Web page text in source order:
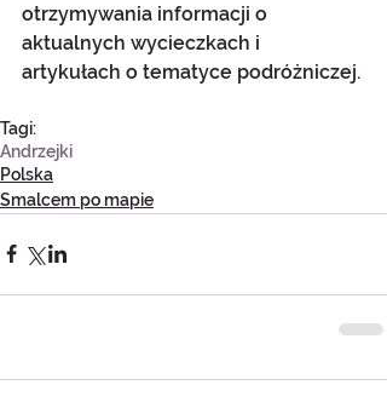
otrzymywania informacji o
aktualnych wycieczkach i
artykułach o tematyce podróżniczej.
Tagi:
Andrzejki
Polska
Smalcem po mapie